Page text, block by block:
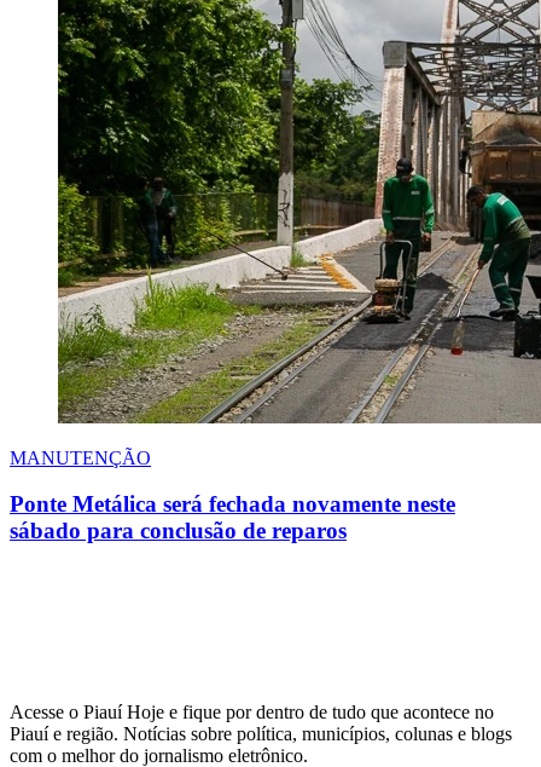
MANUTENÇÃO
Ponte Metálica será fechada novamente neste
sábado para conclusão de reparos
Acesse o Piauí Hoje e fique por dentro de tudo que acontece no
Piauí e região. Notícias sobre política, municípios, colunas e blogs
com o melhor do jornalismo eletrônico.